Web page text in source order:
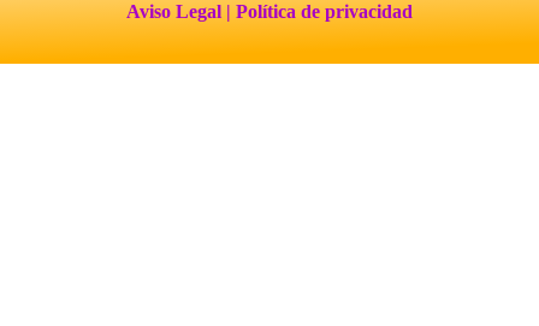
Aviso Legal | Política de privacidad